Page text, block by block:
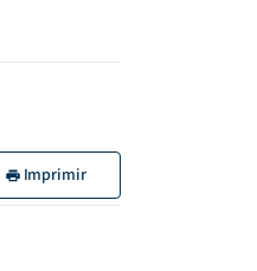
Imprimir